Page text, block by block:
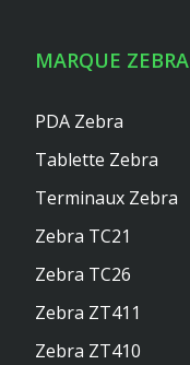
MARQUE ZEBRA
PDA Zebra
Tablette Zebra
Terminaux Zebra
Zebra TC21
Zebra TC26
Zebra ZT411
Zebra ZT410